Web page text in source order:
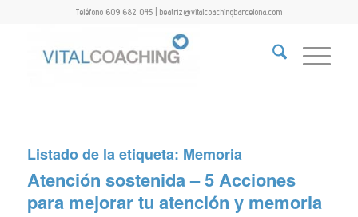
Teléfono 609 682 045 | beatriz@vitalcoachingbarcelona.com
Listado de la etiqueta: Memoria
Atención sostenida – 5 Acciones
para mejorar tu atención y memoria